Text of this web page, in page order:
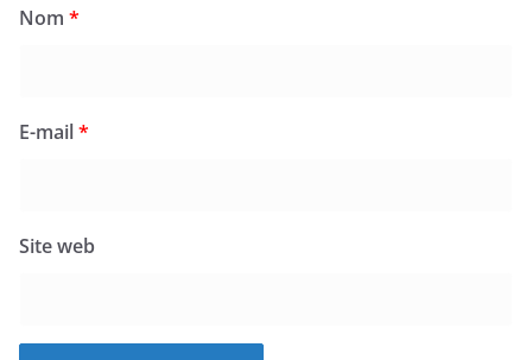
Nom *
E-mail*
Site web